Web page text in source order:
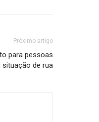
Próximo artigo
para pessoas
situação de rua